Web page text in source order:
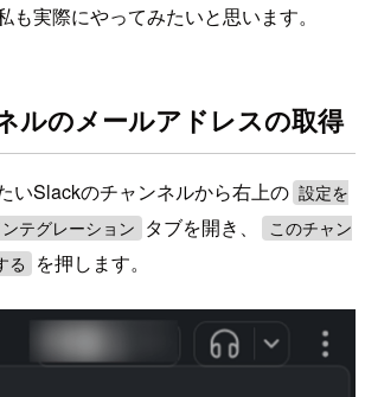
も実際にやってみたいと思います。
ルのメールアドレスの取得
いSlackのチャンネルから右上の 設定を
ンテグレーション タブを開き、
このチャン
る
を押します。